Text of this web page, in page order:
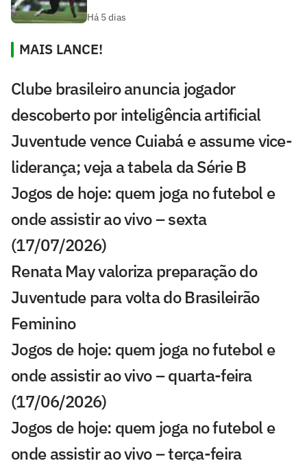
Há 5 dias
MAIS LANCE!
Clube brasileiro anuncia jogador
descoberto por inteligência artificial
Juventude vence Cuiabá e assume vice-
liderança; veja a tabela da Série B
Jogos de hoje: quem joga no futebol e
onde assistir ao vivo – sexta
(17/07/2026)
Renata May valoriza preparação do
Juventude para volta do Brasileirão
Feminino
Jogos de hoje: quem joga no futebol e
onde assistir ao vivo – quarta-feira
(17/06/2026)
Jogos de hoje: quem joga no futebol e
onde assistir ao vivo – terça-feira